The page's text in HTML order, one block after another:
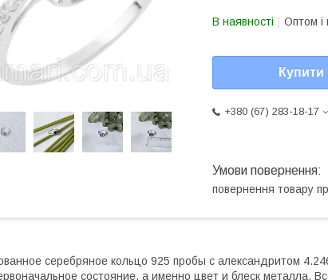
В наявності Оптом і
Купити
+380 (67) 283-18-17
повернення товару
серебряное кольцо 925 пробы с александритом
состояние, а именно цвет и блеск